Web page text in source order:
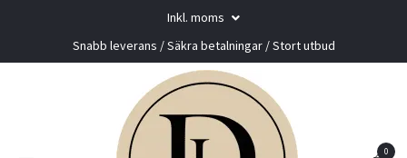
Inkl. moms
Snabb leverans / Säkra betalningar / Stort utbud
0